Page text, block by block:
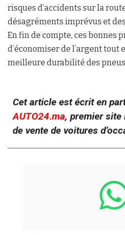
risques d’accidents sur la
désagréments imprévus et
En fin de compte, ces bonnes
d’économiser de l’argent tout
meilleure durabilité des
Cet article est écrit en
AUTO24.ma, premier site
de vente de voitures